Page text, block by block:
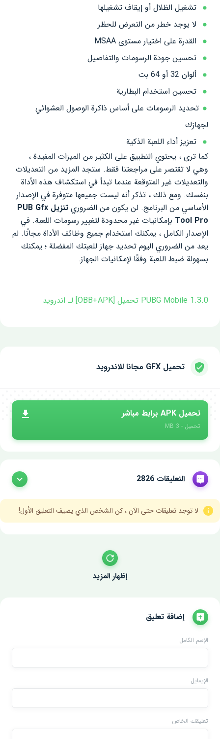
تشغيل الظلال أو إيقاف تشغيلها
لا يوجد خطر من التعرض للحظر
القدرة على اختيار مستوى MSAA
تحسين جودة الرسومات والتفاصيل
ألوان 32 أو 64 بت
تحسين استخدام البطارية
تحديد الرسومات على أساس ذاكرة الوصول العشوائي
لجهازك
تعزيز أداء اللعبة الذكية
كما ترى ، يحتوي التطبيق على الكثير من الميزات المفيدة ،
وهي لا تقتصر على مراجعتنا فقط. ستجد المزيد من التعديلات
والتعديلات غير المتوقعة عندما تبدأ في استكشاف هذه الأداة
بنفسك. ومع ذلك ، تذكر أنه ليست جميعها متوفرة في الإصدار
الأساسي من البرنامج. لن يكون من الضروري
تنزيل PUB Gfx
Tool Pro بإمكانيات غير محدودة لتغيير رسومات اللعبة. في
الإصدار الكامل ، يمكنك استخدام جميع وظائف الأداة مجانًا. لم
يعد من الضروري اليوم تحديد جهاز للعبتك المفضلة ؛ يمكنك
بسهولة ضبط اللعبة وفقًا لإمكانيات الجهاز.
PUBG Mobile 1.3.0 تحميل [OBB+APK] لـ اندرويد
تحميل GFX مجانا للاندرويد
تحميل APK برابط مباشر
تحميل - 3 MB
التعليقات 2826
لا توجد تعليقات حتى الآن ، كن الشخص الذي يضيف التعليق الأول!
إظهار المزيد
إضافة تعليق
الإسم الكامل
الإيمايل
تعليقك الخاص